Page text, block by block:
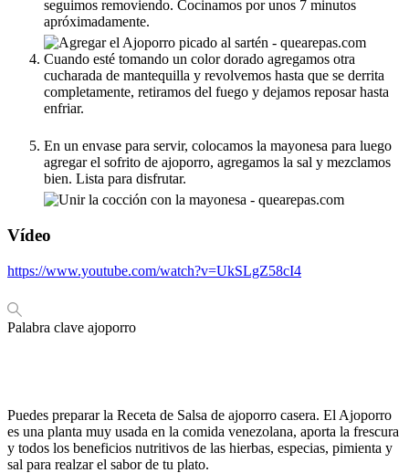
seguimos removiendo. Cocinamos por unos 7 minutos
apróximadamente.
Cuando esté tomando un color dorado agregamos otra
cucharada de mantequilla y revolvemos hasta que se derrita
completamente, retiramos del fuego y dejamos reposar hasta
enfriar.
En un envase para servir, colocamos la mayonesa para luego
agregar el sofrito de ajoporro, agregamos la sal y mezclamos
bien. Lista para disfrutar.
Vídeo
https://www.youtube.com/watch?v=UkSLgZ58cI4
Palabra clave ajoporro
Puedes preparar la Receta de Salsa de ajoporro casera. El Ajoporro
es una planta muy usada en la comida venezolana, aporta la frescura
y todos los beneficios nutritivos de las hierbas, especias, pimienta y
sal para realzar el sabor de tu plato.